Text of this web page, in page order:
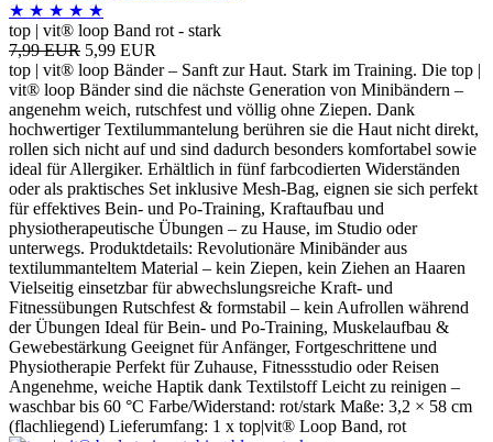
★ ★ ★ ★ ★
top | vit® loop Band rot - stark
7,99 EUR 5,99 EUR
top | vit® loop Bänder – Sanft zur Haut. Stark im Training. Die top |
vit® loop Bänder sind die nächste Generation von Minibändern –
angenehm weich, rutschfest und völlig ohne Ziepen. Dank
hochwertiger Textilummantelung berühren sie die Haut nicht direkt,
rollen sich nicht auf und sind dadurch besonders komfortabel sowie
ideal für Allergiker. Erhältlich in fünf farbcodierten Widerständen
oder als praktisches Set inklusive Mesh-Bag, eignen sie sich perfekt
für effektives Bein- und Po-Training, Kraftaufbau und
physiotherapeutische Übungen – zu Hause, im Studio oder
unterwegs. Produktdetails: Revolutionäre Minibänder aus
textilummanteltem Material – kein Ziepen, kein Ziehen an Haaren
Vielseitig einsetzbar für abwechslungsreiche Kraft- und
Fitnessübungen Rutschfest & formstabil – kein Aufrollen während
der Übungen Ideal für Bein- und Po-Training, Muskelaufbau &
Gewebestärkung Geeignet für Anfänger, Fortgeschrittene und
Physiotherapie Perfekt für Zuhause, Fitnessstudio oder Reisen
Angenehme, weiche Haptik dank Textilstoff Leicht zu reinigen –
waschbar bis 60 °C Farbe/Widerstand: rot/stark Maße: 3,2 × 58 cm
(flachliegend) Lieferumfang: 1 x top|vit® Loop Band, rot